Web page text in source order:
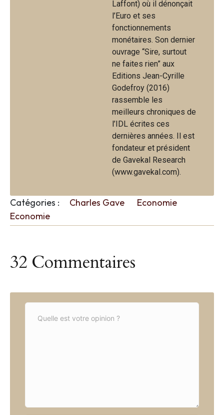
Laffont) où il dénonçait
l’Euro et ses
fonctionnements
monétaires. Son dernier
ouvrage “Sire, surtout
ne faites rien” aux
Editions Jean-Cyrille
Godefroy (2016)
rassemble les
meilleurs chroniques de
l’IDL écrites ces
dernières années. Il est
fondateur et président
de Gavekal Research
(www.gavekal.com).
Catégories : Charles Gave
Economie
Economie
32 Commentaires
C